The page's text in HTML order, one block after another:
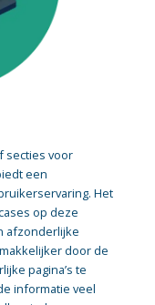
secties voor
een
Het
op deze
afzonderlijke
door de
pagina’s te
informatie veel